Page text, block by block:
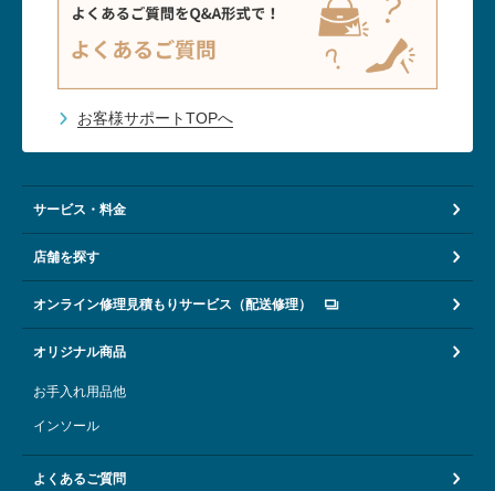
お客様サポートTOPへ
サービス・料金
店舗を探す
オンライン修理見積もりサービス（配送修理）
オリジナル商品
お手入れ用品他
インソール
よくあるご質問